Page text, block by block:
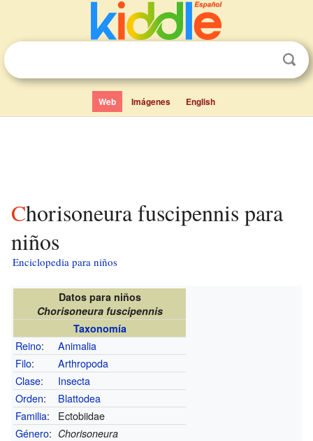
Web Imágenes English
Chorisoneura fuscipennis para
niños
Enciclopedia para niños
Datos para niños
Chorisoneura fuscipennis
Taxonomía
Reino:
Animalia
Filo:
Arthropoda
Clase:
Insecta
Orden:
Blattodea
Familia:
Ectobiidae
Género: Chorisoneura